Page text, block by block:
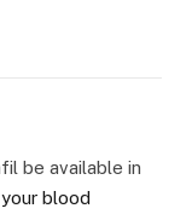
be available in
blood